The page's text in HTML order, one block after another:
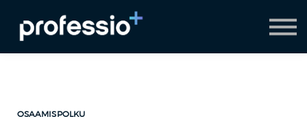
AI Coach
Pyydä demo
Hanki Professio+
OSAAMISPOLKU